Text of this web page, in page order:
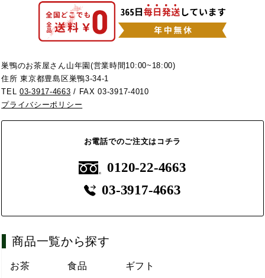
巣鴨のお茶屋さん山年園(営業時間10:00~18:00)
住所 東京都豊島区巣鴨3-34-1
TEL03-3917-4663 / FAX 03-3917-4010
プライバシーポリシー
お電話でのご注文はコチラ
0120-22-4663
03-3917-4663
商品一覧から探す
お茶 食品 ギフト